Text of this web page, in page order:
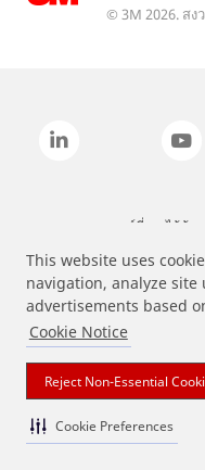
This website uses
navigation, analyze site
advertisements based
Cookie Notice
Reject Non-Essential
Cookie Preferences
© 3M 2026. สง
แบรนด์ที่ระบุไว้ข้า